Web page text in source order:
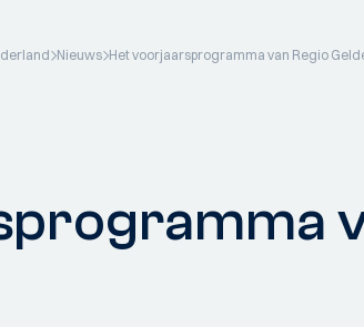
Nieuws Het voorjaarsprogramma van Regio